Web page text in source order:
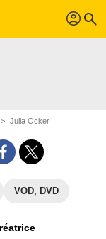
profil search
Julia Ocker
VOD, DVD